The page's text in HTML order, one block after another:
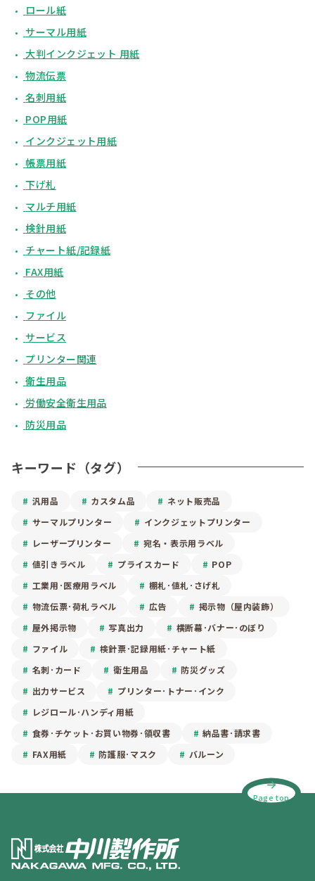
ロール紙
サーマル用紙
大判インクジェット 用紙
物流伝票
名刺用紙
POP用紙
インクジェット用紙
帳票用紙
下げ札
マルチ用紙
検針用紙
チャート紙/記録紙
FAX用紙
その他
ファイル
サービス
プリンター関連
衛生用品
労働安全衛生用品
防災用品
キーワード（タグ）
汎用品 カスタム品
ネット販売品
サーマルプリンター
インクジェットプリンター
レーザープリンター
宛名・表示用ラベル
値引きラベル
プライスカード
POP
工業用･医療用ラベル
棚札･値札･さげ札
物流伝票･荷札ラベル
広告
掲示物（屋内装飾）
屋外掲示物
写真出力
横断幕･バナー･のぼり
ファイル
検針票･記録用紙･チャート紙
名刺･カード
衛生用品
防災グッズ
出力サービス
プリンター･トナー･インク
レジロール･ハンディ用紙
食券･チケット･お買い物券･領収書
納品書･請求書
FAX用紙
防護服･マスク バルーン
Page top